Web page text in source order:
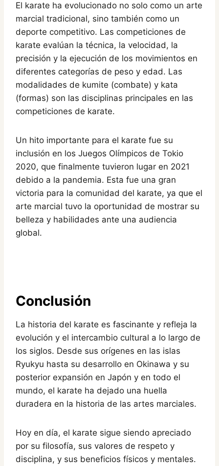
El karate ha evolucionado no solo como un arte
marcial tradicional, sino también como un
deporte competitivo. Las competiciones de
karate evalúan la técnica, la velocidad, la
precisión y la ejecución de los movimientos en
diferentes categorías de peso y edad. Las
modalidades de kumite (combate) y kata
(formas) son las disciplinas principales en las
competiciones de karate.
Un hito importante para el karate fue su
inclusión en los Juegos Olímpicos de Tokio
2020, que finalmente tuvieron lugar en 2021
debido a la pandemia. Esta fue una gran
victoria para la comunidad del karate, ya que el
arte marcial tuvo la oportunidad de mostrar su
belleza y habilidades ante una audiencia
global.
Conclusión
La historia del karate es fascinante y refleja la
evolución y el intercambio cultural a lo largo de
los siglos. Desde sus orígenes en las islas
Ryukyu hasta su desarrollo en Okinawa y su
posterior expansión en Japón y en todo el
mundo, el karate ha dejado una huella
duradera en la historia de las artes marciales.
Hoy en día, el karate sigue siendo apreciado
por su filosofía, sus valores de respeto y
disciplina, y sus beneficios físicos y mentales.